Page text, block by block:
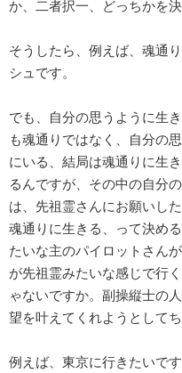
か、二者択一、どっちかを
そうしたら、例えば、魂通
シュです。
でも、自分の思うように生
も魂通りではなく、自分の
にいる、結局は魂通りに生
るんですが、その中の自分
は、先祖霊さんにお願いし
魂通りに生きる、って決め
たいな主のパイロットさん
が先祖霊みたいな感じで行
ゃないですか。副操縦士の
望を叶えてくれようとして
例えば、東京に行きたいで